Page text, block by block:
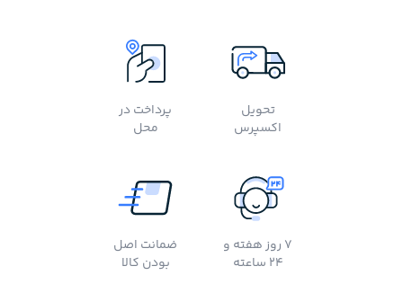
تحویل
اکسپرس
پرداخت در
محل
7 روز هفته و
24 ساعته
ضمانت اصل
بودن کالا